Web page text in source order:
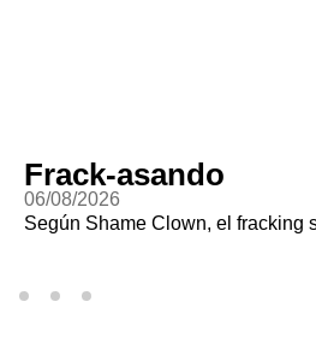
Frack-asando
06/08/2026
Según Shame Clown, el fracking